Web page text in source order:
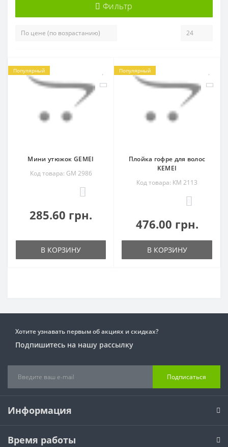
Фильтр
Популярный
Мини утюжок GEMEI
Код товара: GM 2986
285.60 грн.
В КОРЗИНУ
Популярный
Плойка гофре для волос
KEMEI
Код товара: КМ 2113
476.00 грн.
В КОРЗИНУ
Хотите узнавать первым об акциях и скидках?
Подпишитесь на нашу рассылку
Подписаться
Информация
Время работы